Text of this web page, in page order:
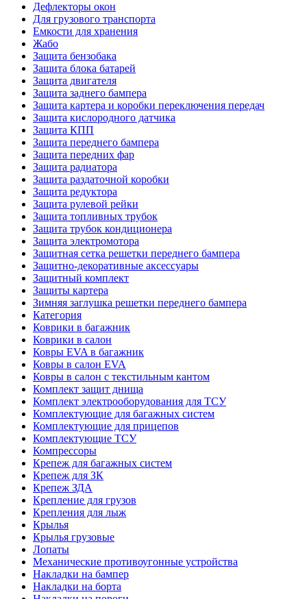
Дефлекторы окон
Для грузового транспорта
Емкости для хранения
Жабо
Защита бензобака
Защита блока батарей
Защита двигателя
Защита заднего бампера
Защита картера и коробки переключения передач
Защита кислородного датчика
Защита КПП
Защита переднего бампера
Защита передних фар
Защита радиатора
Защита раздаточной коробки
Защита редуктора
Защита рулевой рейки
Защита топливных трубок
Защита трубок кондиционера
Защита электромотора
Защитная сетка решетки переднего бампера
Защитно-декоративные аксессуары
Защитный комплект
Защиты картера
Зимняя заглушка решетки переднего бампера
Категория
Коврики в багажник
Коврики в салон
Ковры EVA в багажник
Ковры в салон EVA
Ковры в салон с текстильным кантом
Комплект защит днища
Комплект электрооборудования для ТСУ
Комплектующие для багажных систем
Комплектующие для прицепов
Комплектующие ТСУ
Компрессоры
Крепеж для багажных систем
Крепеж для ЗК
Крепеж ЗДА
Крепление для грузов
Крепления для лыж
Крылья
Крылья грузовые
Лопаты
Механические противоугонные устройства
Накладки на бампер
Накладки на борта